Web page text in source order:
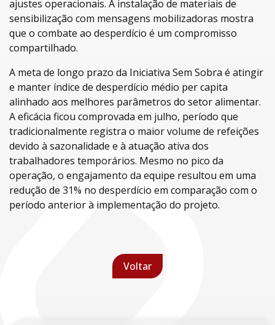
ajustes operacionais. A instalação de materiais de
sensibilização com mensagens mobilizadoras mostra
que o combate ao desperdício é um compromisso
compartilhado.
A meta de longo prazo da Iniciativa Sem Sobra é atingir
e manter índice de desperdício médio per capita
alinhado aos melhores parâmetros do setor alimentar.
A eficácia ficou comprovada em julho, período que
tradicionalmente registra o maior volume de refeições
devido à sazonalidade e à atuação ativa dos
trabalhadores temporários. Mesmo no pico da
operação, o engajamento da equipe resultou em uma
redução de 31% no desperdício em comparação com o
período anterior à implementação do projeto.
Voltar